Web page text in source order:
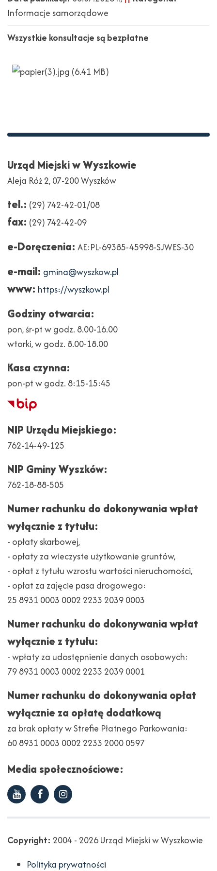
Informacje samorządowe
Wszystkie konsultacje są bezpłatne
Stopka
Adres
Urząd Miejski w Wyszkowie
Aleja Róż 2, 07-200 Wyszków
tel.: (29) 742-42-01/08
fax: (29) 742-42-09
e-Doręczenia: AE:PL-69385-45998-SJWES-30
e-mail: gmina@wyszkow.pl
www: https://wyszkow.pl
Godziny otwarcia:
pon, śr-pt w godz. 8.00-16.00
wtorki, w godz. 8.00-18.00
Kasa czynna:
pon-pt w godz. 8:15-15:45
Biuletyn
Informacji
Publicznej
NIP Urzędu Miejskiego:
762-14-49-125
NIP Gminy Wyszków:
762-18-88-505
Numer rachunku do dokonywania wpłat
wyłącznie z tytułu:
- opłaty skarbowej,
- opłaty za wieczyste użytkowanie gruntów,
- opłat z tytułu wzrostu wartości nieruchomości,
- opłat za zajęcie pasa drogowego:
25 8931 0003 0002 2233 2039 0003
Numer rachunku do dokonywania wpłat
wyłącznie z tytułu:
- wpłaty za udostępnienie danych osobowych:
79 8931 0003 0002 2233 2039 0001
Numer rachunku do dokonywania opłat
wyłącznie za opłatę dodatkową
za brak opłaty w Strefie Płatnego Parkowania:
60 8931 0003 0002 2233 2000 0597
Media społecznościowe:
YoutubeFacebookInstagram
Copyright
Copyright: 2004 - 2026 Urząd Miejski w Wyszkowie
Polityka prywatności